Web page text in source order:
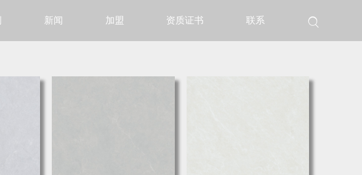
新闻 加盟 资质证书 联系 